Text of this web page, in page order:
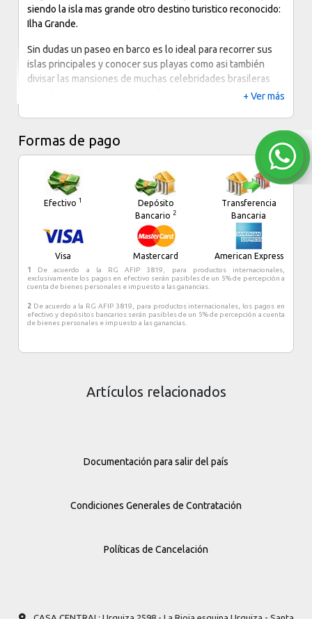
directo. Como servicio de pago, los huéspedes pueden
utilizar el acceso a Internet alámbrico de alta velocidad en
independientes, espejo de maquillaje o afeitado y secador
de pelo. Las habitaciones también cuentan con agua
mineral gratuita. Además, se ofrece servicio de limpieza
todos los días y los huéspedes pueden solicitar plancha y
siendo la isla mas grande otro destino turistico reconocido:
Ilha Grande.
Sin dudas un paseo en barco es lo ideal para recorrer sus
islas principales y conocer sus playas como asi también
divisar las mansiones de muchas celebridades brasileras
Angra dos Reis tiene varios hoteles resort sobre la playa
con diferentes perfiles para cada tipo de turista.
+ Ver más
Formas de pago
Efectivo 1
Depósito
Bancario 2
Transferencia
Bancaria
Visa Mastercard American Express
1
De acuerdo a la RG AFIP 3819, para productos internacionales,
exclusivamente los pagos en efectivo serán pasibles de un 5% de percepción a
cuenta de bienes personales e impuesto a las ganancias.
2 De acuerdo a la RG AFIP 3819, para productos internacionales, los pagos en
efectivo y depósitos bancarios serán pasibles de un 5% de percepción a cuenta
de bienes personales e impuesto a las ganancias.
Artículos relacionados
Documentación para salir del país
Condiciones Generales de Contratación
Políticas de Cancelación